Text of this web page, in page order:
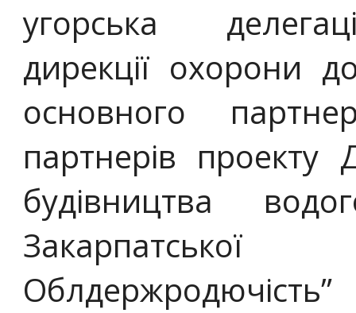
угорська
дирекції охорони
основного
партнерів проекту
будівництва
Закарпатської